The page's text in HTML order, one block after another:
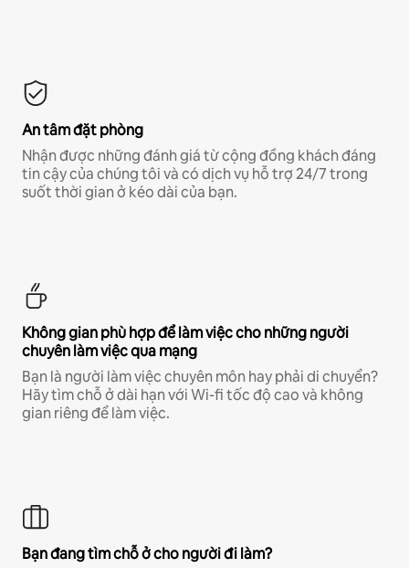
An tâm đặt phòng
Nhận được những đánh giá từ cộng đồng khách đáng
tin cậy của chúng tôi và có dịch vụ hỗ trợ 24/7 trong
suốt thời gian ở kéo dài của bạn.
Không gian phù hợp để làm việc cho những người
chuyên làm việc qua mạng
Bạn là người làm việc chuyên môn hay phải di chuyển?
Hãy tìm chỗ ở dài hạn với Wi-fi tốc độ cao và không
gian riêng để làm việc.
Bạn đang tìm chỗ ở cho người đi làm?